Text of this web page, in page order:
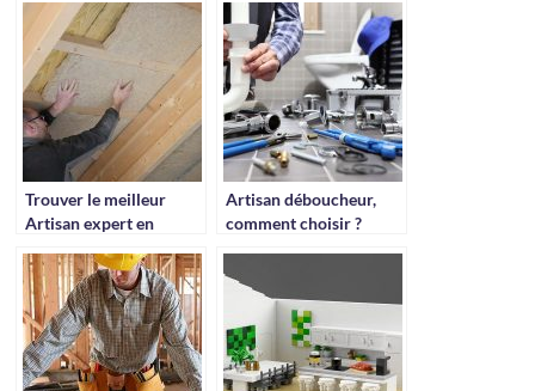
Trouver le meilleur
Artisan expert en
Artisan déboucheur,
comment choisir ?